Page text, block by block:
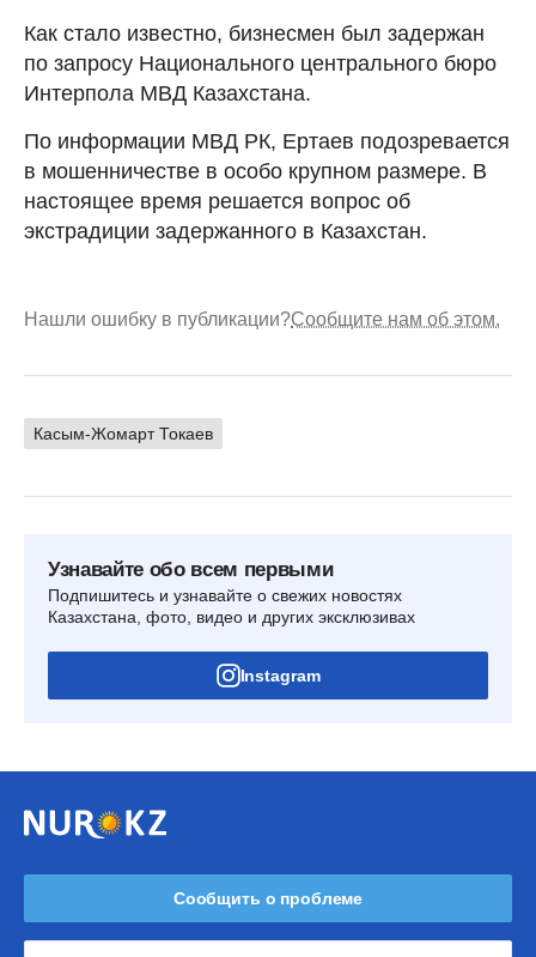
Как стало известно, бизнесмен был задержан
по запросу Национального центрального бюро
Интерпола МВД Казахстана.
По информации МВД РК, Ертаев подозревается
в мошенничестве в особо крупном размере. В
настоящее время решается вопрос об
экстрадиции задержанного в Казахстан.
Нашли ошибку в публикации?Сообщите нам об этом.
Касым-Жомарт Токаев
Узнавайте обо всем первыми
Подпишитесь и узнавайте о свежих новостях
Казахстана, фото, видео и других эксклюзивах
Instagram
Сообщить о проблеме